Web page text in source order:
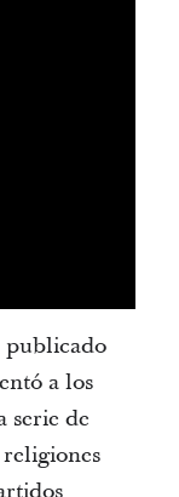
publicado
a los
serie de